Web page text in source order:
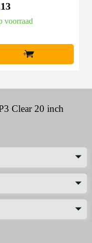
voorraad
+
Clear 20 inch